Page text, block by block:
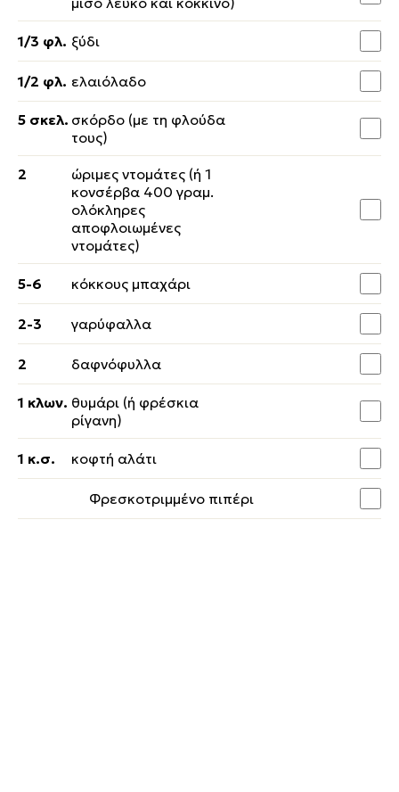
1/3 φλ. ξύδι
1/2 φλ. ελαιόλαδο
5 σκελ. σκόρδο (με τη φλούδα
τους)
2
ώριμες ντομάτες (ή 1
κονσέρβα 400 γραμ.
ολόκληρες
αποφλοιωμένες
ντομάτες)
5-6 κόκκους μπαχάρι
2-3 γαρύφαλλα
2 δαφνόφυλλα
1 κλων. θυμάρι (ή φρέσκια
ρίγανη)
1 κ.σ. κοφτή αλάτι
Φρεσκοτριμμένο πιπέρι